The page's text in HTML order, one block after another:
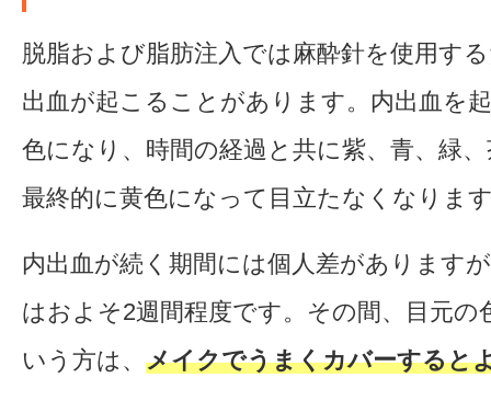
脱脂および脂肪注入では麻酔針を使用す
出血が起こることがあります。内出血を
色になり、時間の経過と共に紫、青、緑
最終的に黄色になって目立たなくなりま
内出血が続く期間には個人差があります
はおよそ2週間程度です。その間、目元の
いう方は、 メイクでうまくカバーすると